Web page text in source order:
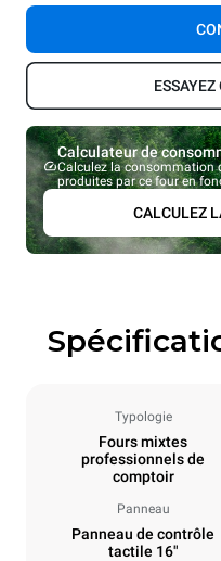
Calculateur de
Calculez la consommation
produites par ce four en
CALCULEZ
Typologie
Fours mixtes
professionnels de
comptoir
Panneau
Panneau de contrôle
tactile 16"